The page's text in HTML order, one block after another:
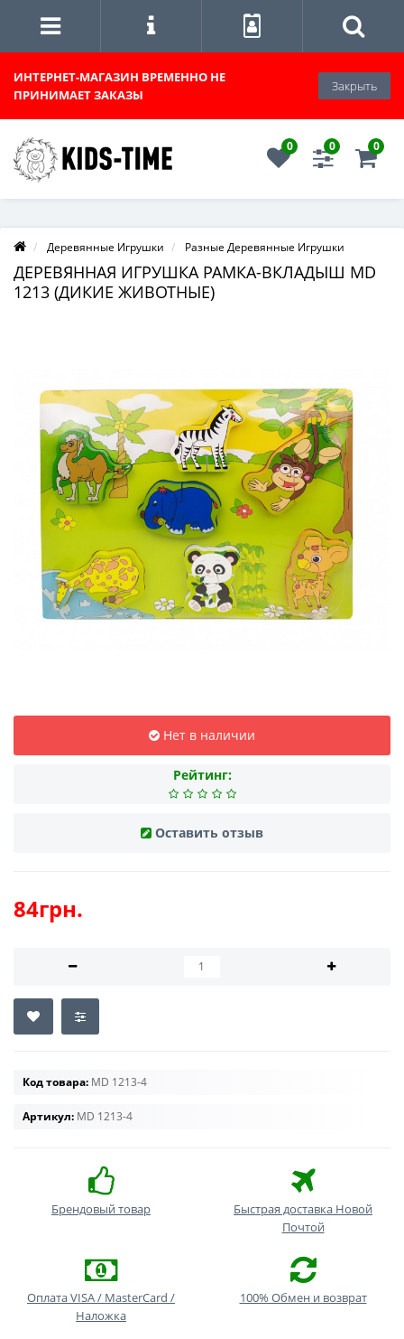
ИНТЕРНЕТ-МАГАЗИН ВРЕМЕННО НЕ
ПРИНИМАЕТ ЗАКАЗЫ
Закрыть
0 0 0
Деревянные Игрушки Разные Деревянные Игрушки
ДЕРЕВЯННАЯ ИГРУШКА РАМКА-ВКЛАДЫШ MD
1213 (ДИКИЕ ЖИВОТНЫЕ)
Нет в наличии
Рейтинг:
Оставить отзыв
84грн.
Код товара: MD 1213-4
Артикул: MD 1213-4
Брендовый товар
Быстрая доставка Новой
Почтой
Оплата VISA / MasterCard /
Наложка
100% Обмен и возврат